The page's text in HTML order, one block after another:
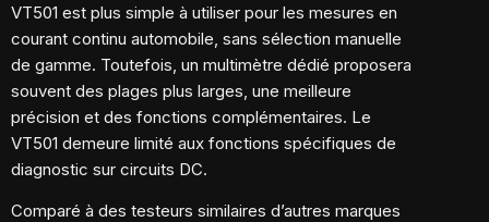
VT501 est plus simple à utiliser pour les mesures en
courant continu automobile, sans sélection manuelle
de gamme. Toutefois, un multimètre dédié proposera
souvent des plages plus larges, une meilleure
précision et des fonctions complémentaires. Le
VT501 demeure limité aux fonctions spécifiques de
diagnostic sur circuits DC.
Comparé à des testeurs similaires d’autres marques